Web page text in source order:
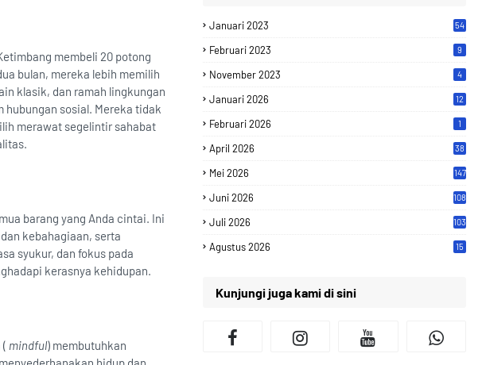
membeli 20 potong
bulan, mereka lebih memilih
klasik, dan ramah lingkungan
sosial. Mereka tidak
merawat segelintir sahabat
barang yang Anda cintai. Ini
kebahagiaan, serta
syukur, dan fokus pada
kerasnya kehidupan.
mindful) membutuhkan
Januari 2023 54
Februari 2023 9
November 2023 4
Januari 2026 12
Februari 2026 1
April 2026 38
Mei 2026 147
Juni 2026 108
Juli 2026 103
Agustus 2026 15
Kunjungi juga kami di sini